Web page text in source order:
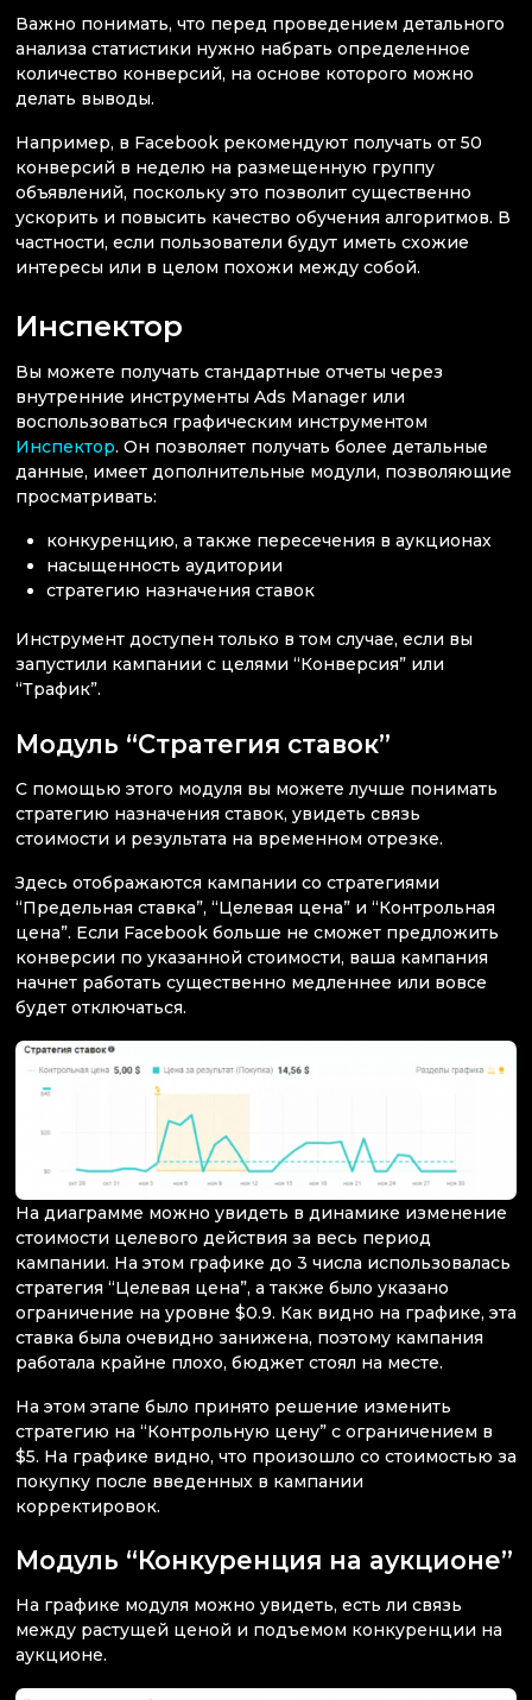
Важно понимать, что перед проведением детального
анализа статистики нужно набрать определенное
количество конверсий, на основе которого можно
делать выводы.
Например, в Facebook рекомендуют получать от 50
конверсий в неделю на размещенную группу
объявлений, поскольку это позволит существенно
ускорить и повысить качество обучения алгоритмов. В
частности, если пользователи будут иметь схожие
интересы или в целом похожи между собой.
Инспектор
Вы можете получать стандартные отчеты через
внутренние инструменты Ads Manager или
воспользоваться графическим инструментом
Инспектор. Он позволяет получать более детальные
данные, имеет дополнительные модули, позволяющие
просматривать:
конкуренцию, а также пересечения в аукционах
насыщенность аудитории
стратегию назначения ставок
Инструмент доступен только в том случае, если вы
запустили кампании с целями “Конверсия” или
“Трафик”.
Модуль “Стратегия ставок”
С помощью этого модуля вы можете лучше понимать
стратегию назначения ставок, увидеть связь
стоимости и результата на временном отрезке.
Здесь отображаются кампании со стратегиями
“Предельная ставка”, “Целевая цена” и “Контрольная
цена”. Если Facebook больше не сможет предложить
конверсии по указанной стоимости, ваша кампания
начнет работать существенно медленнее или вовсе
будет отключаться.
На диаграмме можно увидеть в динамике изменение
стоимости целевого действия за весь период
кампании. На этом графике до 3 числа использовалась
стратегия “Целевая цена”, а также было указано
ограничение на уровне $0.9. Как видно на графике, эта
ставка была очевидно занижена, поэтому кампания
работала крайне плохо, бюджет стоял на месте.
На этом этапе было принято решение изменить
стратегию на “Контрольную цену” с ограничением в
$5. На графике видно, что произошло со стоимостью за
покупку после введенных в кампании
корректировок.
Модуль “Конкуренция на аукционе”
На графике модуля можно увидеть, есть ли связь
между растущей ценой и подъемом конкуренции на
аукционе.